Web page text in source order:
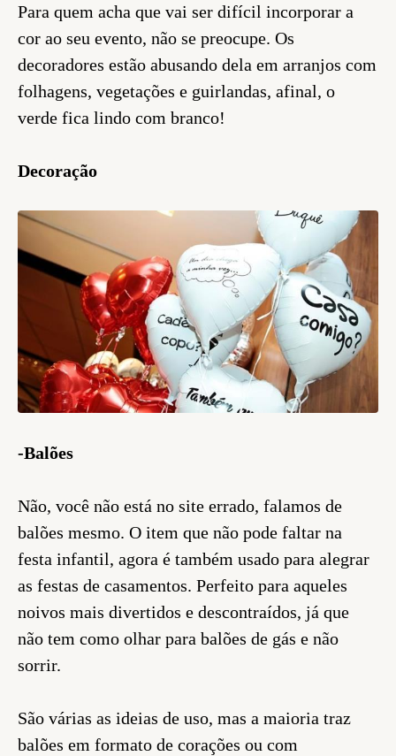
Para quem acha que vai ser difícil incorporar a
cor ao seu evento, não se preocupe. Os
decoradores estão abusando dela em arranjos com
folhagens, vegetações e guirlandas, afinal, o
verde fica lindo com branco!
Decoração
-Balões
Não, você não está no site errado, falamos de
balões mesmo. O item que não pode faltar na
festa infantil, agora é também usado para alegrar
as festas de casamentos. Perfeito para aqueles
noivos mais divertidos e descontraídos, já que
não tem como olhar para balões de gás e não
sorrir.
São várias as ideias de uso, mas a maioria traz
balões em formato de corações ou com